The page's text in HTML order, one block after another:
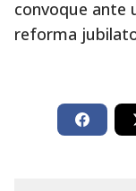
convoque ante
reforma